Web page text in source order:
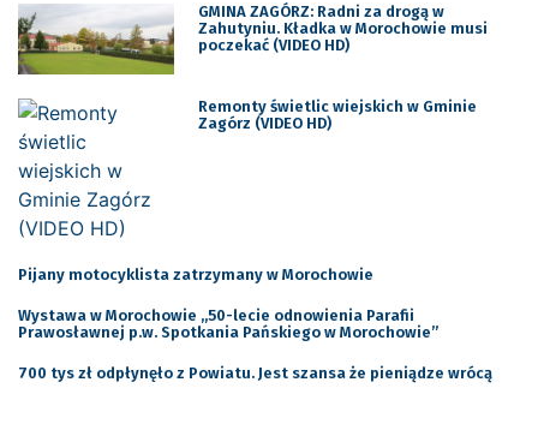
GMINA ZAGÓRZ: Radni za drogą w
Zahutyniu. Kładka w Morochowie musi
poczekać (VIDEO HD)
Remonty świetlic wiejskich w Gminie
Zagórz (VIDEO HD)
Pijany motocyklista zatrzymany w Morochowie
Wystawa w Morochowie „50-lecie odnowienia Parafii
Prawosławnej p.w. Spotkania Pańskiego w Morochowie”
700 tys zł odpłynęło z Powiatu. Jest szansa że pieniądze wrócą